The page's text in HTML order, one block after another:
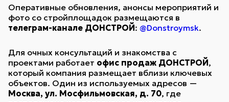
Оперативные обновления, анонсы мероприятий и
фото со стройплощадок размещаются в
телеграм-канале ДОНСТРОЙ: @Donstroymsk.
Для очных консультаций и знакомства с
проектами работает офис продаж ДОНСТРОЙ,
который компания размещает вблизи ключевых
объектов. Один из используемых адресов —
Москва, ул. Мосфильмовская, д. 70, где